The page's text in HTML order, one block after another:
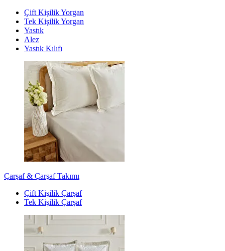
Çift Kişilik Yorgan
Tek Kişilik Yorgan
Yastık
Alez
Yastık Kılıfı
Çarşaf & Çarşaf Takımı
Çift Kişilik Çarşaf
Tek Kişilik Çarşaf